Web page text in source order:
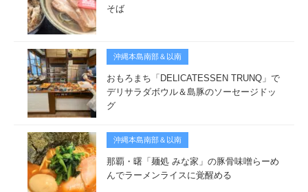
そば
沖縄本島南部＆以南
おもろまち「DELICATESSEN TRUNQ」で
デリサラダボウル＆島豚のソーセージドッ
グ
沖縄本島南部＆以南
那覇・曙「麺処 みな家」の豚骨味噌らーめ
んでラーメンライスに覚醒める